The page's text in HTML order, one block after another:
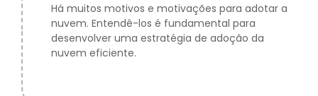
Há muitos motivos e motivações para adotar a
nuvem. Entendê-los é fundamental para
desenvolver uma estratégia de adoção da
nuvem eficiente.